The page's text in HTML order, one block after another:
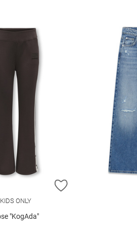
HINZUFÜGEN
KIDS ONLY
"KogAda"